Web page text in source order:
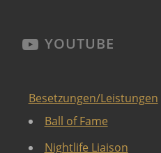
YOUTUBE
Besetzungen/Leistungen
Ball of Fame
Nightlife Liaison